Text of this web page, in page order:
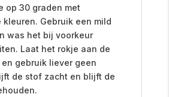
op 30 graden met
Gebruik een mild
was het bij voorkeur
Laat het rokje aan de
gebruik liever geen
de stof zacht en blijft de